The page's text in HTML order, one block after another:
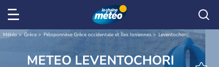
Météo Grèce Péloponnèse Grèce occidentale et Îles Ioniennes Leventochori
METEO LEVENTOCHORI